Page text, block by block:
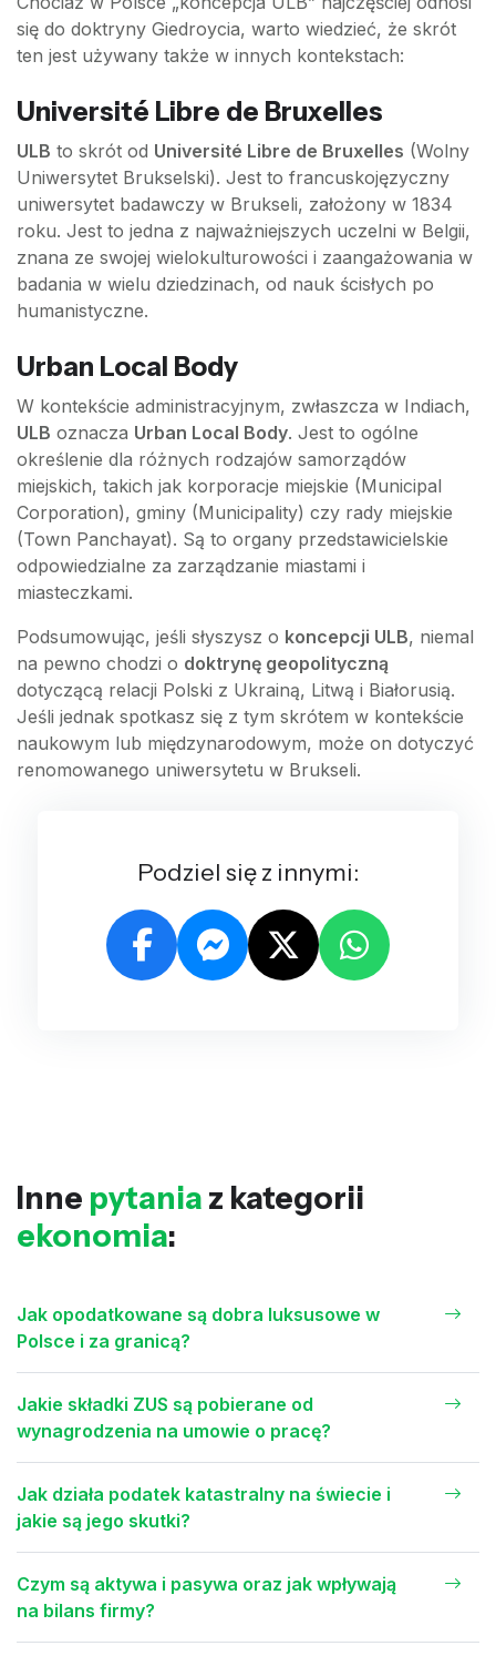
się do doktryny Giedroycia, warto wiedzieć, że skrót
ten jest używany także w innych kontekstach:
Université Libre de Bruxelles
ULB to skrót od Université Libre de Bruxelles (Wolny
Uniwersytet Brukselski). Jest to francuskojęzyczny
uniwersytet badawczy w Brukseli, założony w 1834
roku. Jest to jedna z najważniejszych uczelni w Belgii,
znana ze swojej wielokulturowości i zaangażowania w
badania w wielu dziedzinach, od nauk ścisłych po
humanistyczne.
Urban Local Body
W kontekście administracyjnym, zwłaszcza w Indiach,
ULB oznacza Urban Local Body. Jest to ogólne
określenie dla różnych rodzajów samorządów
miejskich, takich jak korporacje miejskie (Municipal
Corporation), gminy (Municipality) czy rady miejskie
(Town Panchayat). Są to organy przedstawicielskie
odpowiedzialne za zarządzanie miastami i
miasteczkami.
Podsumowując, jeśli słyszysz o koncepcji ULB, niemal
na pewno chodzi o doktrynę geopolityczną
dotyczącą relacji Polski z Ukrainą, Litwą i Białorusią.
Jeśli jednak spotkasz się z tym skrótem w kontekście
naukowym lub międzynarodowym, może on dotyczyć
renomowanego uniwersytetu w Brukseli.
Podziel się z innymi:
Inne pytania z kategorii
ekonomia:
Jak opodatkowane są dobra luksusowe w
Polsce i za granicą?
Jakie składki ZUS są pobierane od
wynagrodzenia na umowie o pracę?
Jak działa podatek katastralny na świecie i
jakie są jego skutki?
Czym są aktywa i pasywa oraz jak wpływają
na bilans firmy?